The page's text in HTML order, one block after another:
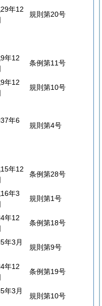
年12
規則第20号
年12
条例第11号
年12
規則第10号
年6
規則第4号
年12
条例第28号
年3
規則第1号
年12
条例第18号
年3月
規則第9号
年12
条例第19号
年3月
規則第10号